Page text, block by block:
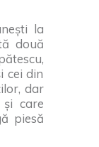
la
două
cei din
dar
care
piesă